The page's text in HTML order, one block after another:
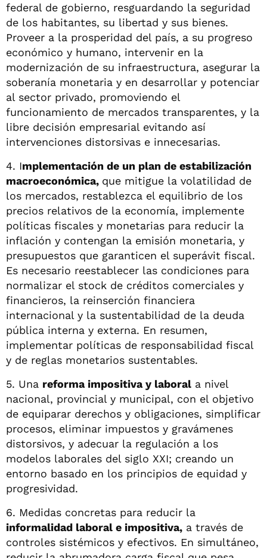
federal de gobierno, resguardando la seguridad
de los habitantes, su libertad y sus bienes.
Proveer a la prosperidad del país, a su progreso
económico y humano, intervenir en la
modernización de su infraestructura, asegurar la
soberanía monetaria y en desarrollar y potenciar
al sector privado, promoviendo el
funcionamiento de mercados transparentes, y la
libre decisión empresarial evitando así
intervenciones distorsivas e innecesarias.
4. Implementación de un plan de estabilización
macroeconómica, que mitigue la volatilidad de
los mercados, restablezca el equilibrio de los
precios relativos de la economía, implemente
políticas fiscales y monetarias para reducir la
inflación y contengan la emisión monetaria, y
presupuestos que garanticen el superávit fiscal.
Es necesario reestablecer las condiciones para
normalizar el stock de créditos comerciales y
financieros, la reinserción financiera
internacional y la sustentabilidad de la deuda
pública interna y externa. En resumen,
implementar políticas de responsabilidad fiscal
y de reglas monetarios sustentables.
5. Una reforma impositiva y laboral a nivel
nacional, provincial y municipal, con el objetivo
de equiparar derechos y obligaciones, simplificar
procesos, eliminar impuestos y gravámenes
distorsivos, y adecuar la regulación a los
modelos laborales del siglo XXI; creando un
entorno basado en los principios de equidad y
progresividad.
6. Medidas concretas para reducir la
informalidad laboral e impositiva, a través de
controles sistémicos y efectivos. En simultáneo,